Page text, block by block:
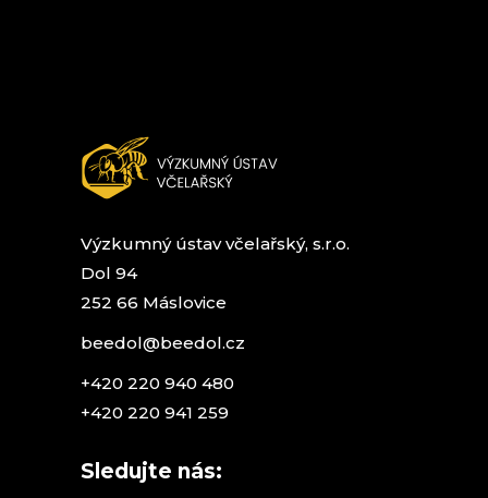
Výzkumný ústav včelařský, s.r.o.
Dol 94
252 66 Máslovice
beedol@beedol.cz
+420 220 940 480
+420 220 941 259
Sledujte nás: